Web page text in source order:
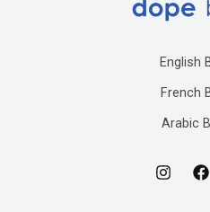
English
French
Arabic